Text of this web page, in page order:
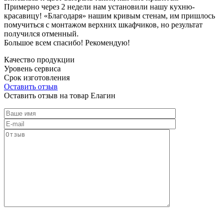
Примерно через 2 недели нам установили нашу кухню-
красавицу! «Благодаря» нашим кривым стенам, им пришлось
помучиться с монтажом верхних шкафчиков, но результат
получился отменный.
Большое всем спасибо! Рекомендую!
Качество продукции
Уровень сервиса
Срок изготовления
Оставить отзыв
Оставить отзыв на товар Елагин